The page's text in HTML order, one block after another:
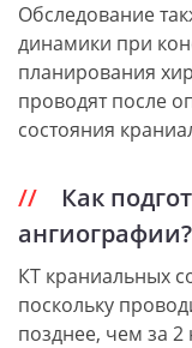
Обследование
динамики при
планирования
проводят после
состояния
Как
ангиографии?
КТ краниальных
поскольку
позднее, чем за